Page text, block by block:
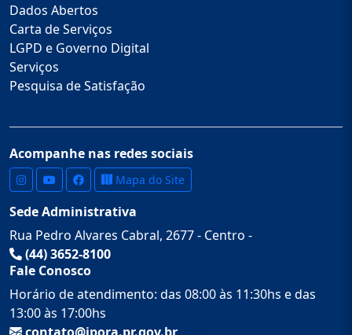
Dados Abertos
Carta de Serviços
LGPD e Governo Digital
Serviços
Pesquisa de Satisfação
Acompanhe nas redes sociais
Mapa do Site
Sede Administrativa
Rua Pedro Alvares Cabral, 2677 - Centro -
(44) 3652-8100
Fale Conosco
Horário de atendimento: das 08:00 às 11:30hs e das
13:00 às 17:00hs